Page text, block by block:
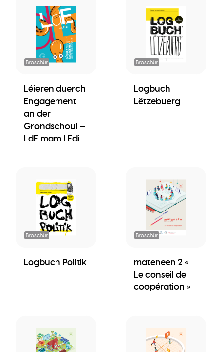
Broschür
Léieren duerch
Engagement
an der
Grondschoul –
LdE mam LEdi
Broschür
Logbuch
Lëtzebuerg
Broschür
Logbuch Politik
Broschür
mateneen 2 «
Le conseil de
coopération »